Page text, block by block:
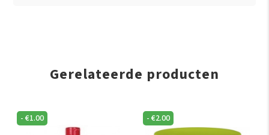
Gerelateerde producten
-€1.00 -€2.00